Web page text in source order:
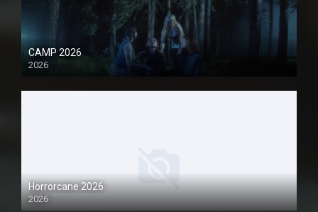
CAMP 2026
2026
1080P
Horrorcane 2026
2026
1080P